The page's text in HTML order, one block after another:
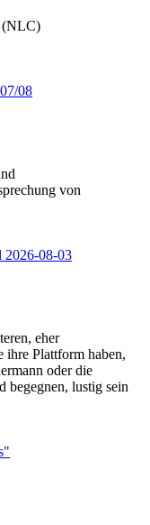
(NLC)
08
von
2026-08-03
eher
ihre Plattform haben,
oder die
begegnen, lustig sein